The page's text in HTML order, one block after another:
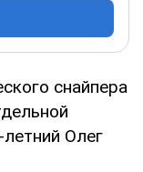
снайпера
Олег